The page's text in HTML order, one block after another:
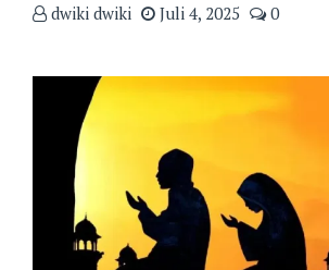
dwiki dwiki Juli 4, 2025 0